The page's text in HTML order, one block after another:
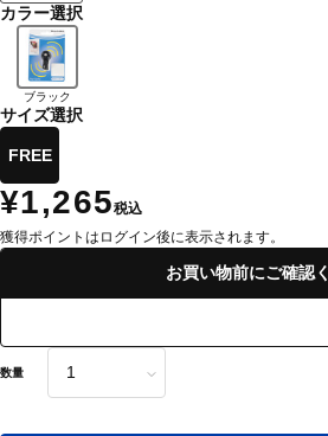
カラー選択
ブラック
サイズ選択
FREE
¥1,265税込
獲得ポイントはログイン後に表示されます。
お買い物前にご確認
数量